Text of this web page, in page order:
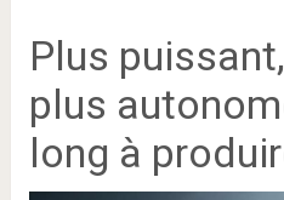
Plus
plus
long à